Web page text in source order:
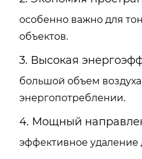
особенно важно для
объектов.
3. Высокая
большой объем
энергопотреблении.
4. Мощный
эффективное удаление